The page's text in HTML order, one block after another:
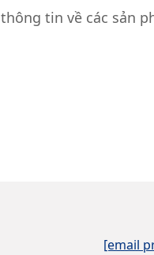
tin về các sản
[email